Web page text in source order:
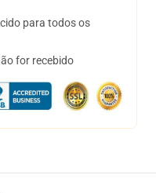
para todos os
for recebido